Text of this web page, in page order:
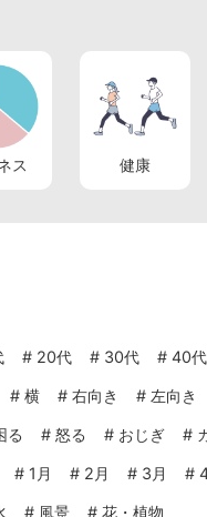
ス 健康
# 20代 # 30代 # 40代
# 横 # 右向き # 左向き
る # 怒る # おじぎ #
# 1月 # 2月 # 3月 #
# 風景 # 花・植物